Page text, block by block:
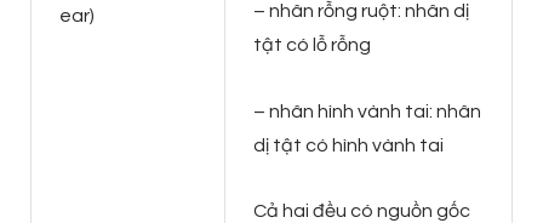
ear)
– nhân rỗng ruột: nhân dị
tật có lỗ rỗng
– nhân hình vành tai: nhân
dị tật có hình vành tai
Cả hai đều có nguồn gốc